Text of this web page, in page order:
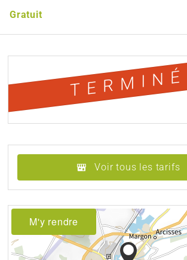
Gratuit
TERMINÉ
Voir tous les tarifs
M'y rendre